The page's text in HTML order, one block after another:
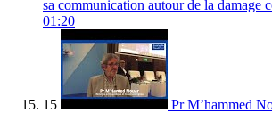
sa communication autour de la damage
01:20
15
Pr M’hammed